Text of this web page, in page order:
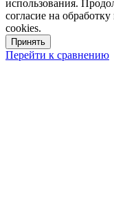
использования.
согласие на
cookies.
Принять
Перейти к сравнению